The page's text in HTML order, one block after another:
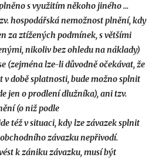
s využitím někoho jiného …
hospodářská nemožnost plnění, kdy
za ztížených podmínek, s většími
nikoliv bez ohledu na náklady)
(zejména lze-li důvodně očekávat, že
v době splatnosti, bude možno splnit
jen o prodlení dlužníka), ani tzv.
(o niž podle
též v situaci, kdy lze závazek splnit
závazku nepřivodí.
k zániku závazku, musí být